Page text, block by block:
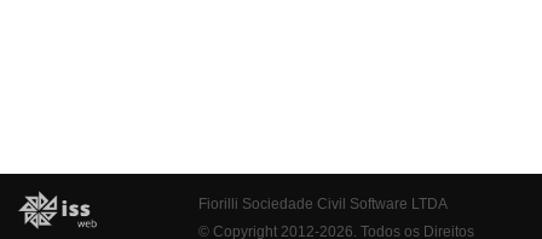
Fiorilli Sociedade Civil Software LTDA
© Copyright 2012-2026. Todos os Direitos